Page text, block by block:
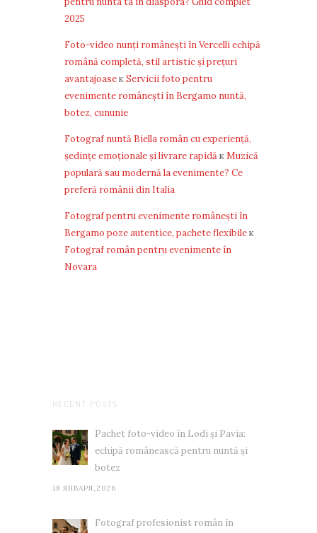
2025
Foto-video nunți românești în Vercelli echipă
română completă, stil artistic și prețuri
avantajoaseкServicii foto pentru
evenimente românești în Bergamo nuntă,
botez, cununie
Fotograf nuntă Biella român cu experiență,
ședințe emoționale și livrare rapidăкMuzică
populară sau modernă la evenimente? Ce
preferă românii din Italia
Fotograf pentru evenimente românești în
Bergamo poze autentice, pachete flexibileк
Fotograf român pentru evenimente în
Novara
RECENT POSTS
Pachet foto-video în Lodi și Pavia:
echipă românească pentru nuntă și
botez
18 ЯНВАРЯ,2026
Fotograf profesionist român în